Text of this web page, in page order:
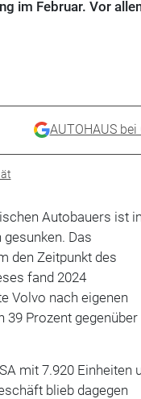
im Februar. Vor
AUTOHAUS
Autobauers ist
Das
den Zeitpunkt des
fand 2024
Volvo nach eigenen
39 Prozent gegenüber
mit 7.920 Einheiten
blieb dagegen